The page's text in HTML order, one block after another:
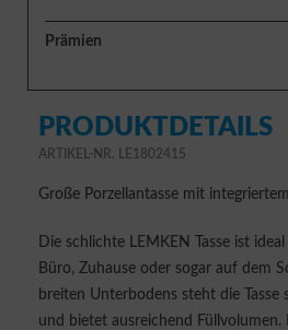
Prämien
PRODUKTDETAILS
ARTIKEL-NR. LE1802415
Große Porzellantasse mit
Die schlichte LEMKEN Tasse ist
Büro, Zuhause oder sogar auf dem
breiten Unterbodens steht die Tasse
und bietet ausreichend Füllvolumen.